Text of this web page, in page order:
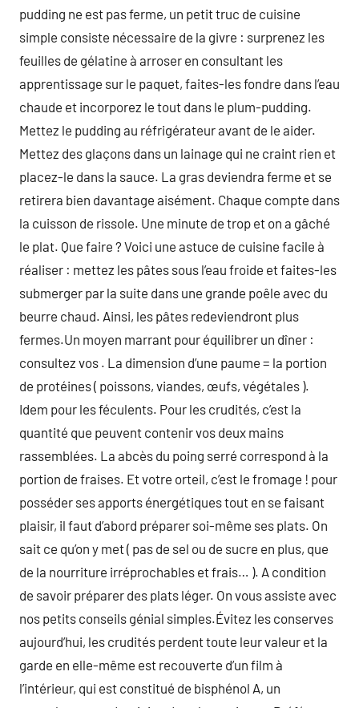
pudding ne est pas ferme, un petit truc de cuisine
simple consiste nécessaire de la givre : surprenez les
feuilles de gélatine à arroser en consultant les
apprentissage sur le paquet, faites-les fondre dans l’eau
chaude et incorporez le tout dans le plum-pudding.
Mettez le pudding au réfrigérateur avant de le aider.
Mettez des glaçons dans un lainage qui ne craint rien et
placez-le dans la sauce. La gras deviendra ferme et se
retirera bien davantage aisément. Chaque compte dans
la cuisson de rissole. Une minute de trop et on a gâché
le plat. Que faire ? Voici une astuce de cuisine facile à
réaliser : mettez les pâtes sous l’eau froide et faites-les
submerger par la suite dans une grande poêle avec du
beurre chaud. Ainsi, les pâtes redeviendront plus
fermes.Un moyen marrant pour équilibrer un dîner :
consultez vos . La dimension d’une paume = la portion
de protéines ( poissons, viandes, œufs, végétales ).
Idem pour les féculents. Pour les crudités, c’est la
quantité que peuvent contenir vos deux mains
rassemblées. La abcès du poing serré correspond à la
portion de fraises. Et votre orteil, c’est le fromage ! pour
posséder ses apports énergétiques tout en se faisant
plaisir, il faut d’abord préparer soi-même ses plats. On
sait ce qu’on y met ( pas de sel ou de sucre en plus, que
de la nourriture irréprochables et frais… ). A condition
de savoir préparer des plats léger. On vous assiste avec
nos petits conseils génial simples.Évitez les conserves
aujourd’hui, les crudités perdent toute leur valeur et la
garde en elle-même est recouverte d’un film à
l’intérieur, qui est constitué de bisphénol A, un